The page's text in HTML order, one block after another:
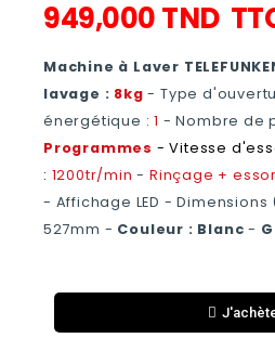
949,000 TND
Machine à Laver
lavage : 8kg - Type
énergétique : 1 - Nombre de
Programmes - Vitesse
: 1200tr/min - Rinçage +
- Affichage LED -Dimensions
527mm - Couleur : Blanc -